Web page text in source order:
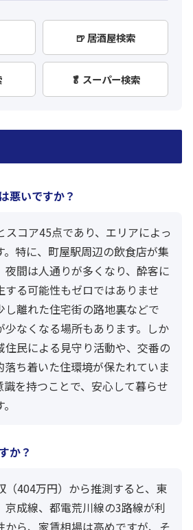
🍺 居酒屋検索
🥬 スーパー検索
悪いですか？
スコア45点であり、エリアによっ
。特に、町屋駅周辺の飲食店が集
夜間は人通りが多くなり、酔客に
する可能性もゼロではありませ
し離れた住宅街の路地裏などで
少なくなる場所もあります。しか
住民による見守り活動や、交番の
落ち着いた住環境が保たれていま
を持つことで、安心して暮らせ
か？
（404万円）から推測すると、東
京成線、都電荒川線の3路線が利
から、家賃相場は高めですが、そ